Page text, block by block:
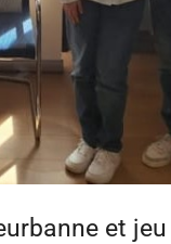
et jeu